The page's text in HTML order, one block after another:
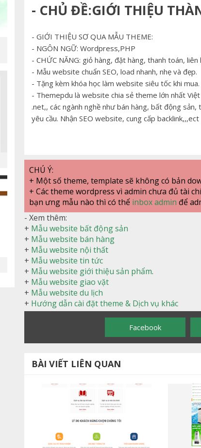
- CHỦ ĐỀ:GIỚI THIỆU
- GIỚI THIỆU SƠ QUA MẪU THEME:
- NGÔN NGỮ: Wordpress,PHP
- CHỨC NĂNG: giỏ hàng, đặt hàng, thanh toán, liên
- Mẫu website chuẩn SEO, load nhanh, nhẹ và đẹp.
- Tặng kèm khóa học làm website siêu tốc khi mua.
- Themepdu là website chia sẻ theme lớn nhất
.net,, các ngành nghề như bán hàng, bất động
yêu cầu. Nhận SEO website, cung cấp
CHÚ Ý:
+ Một số theme, template sẽ không có bản
+ Các theme wordpress vì admin chưa đủ tài
bạn ưng mẫu nào thì có thể inbox admin để
- Xem thêm:
+ Mẫu website bất động sản
+ Mẫu website bán hàng
+ Mẫu website nội thất
+ Mẫu website tin tức
+ Mẫu website giới thiệu sản phẩm.
+ Mẫu website giao vặt
+ Mẫu website du lịch
+ Hướng dẫn cài đặt theme & Dịch vụ khác
Facebook
BÀI VIẾT LIÊN QUAN